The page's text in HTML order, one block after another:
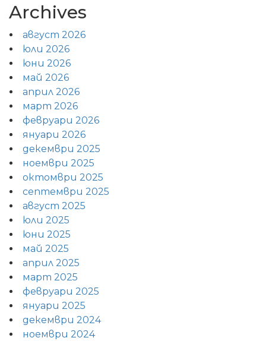
Archives
август 2026
юли 2026
юни 2026
май 2026
април 2026
март 2026
февруари 2026
януари 2026
декември 2025
ноември 2025
октомври 2025
септември 2025
август 2025
юли 2025
юни 2025
май 2025
април 2025
март 2025
февруари 2025
януари 2025
декември 2024
ноември 2024